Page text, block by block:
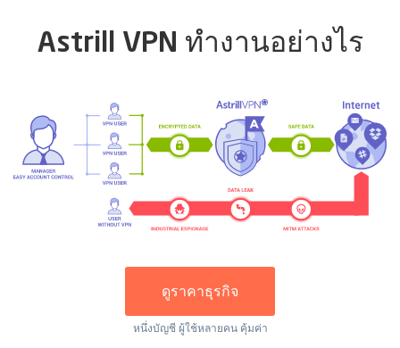
Astrill VPN ทำงานอย่างไร
ดูราคาธุรกิจ
หนึ่งบัญชี ผู้ใช้หลายคน คุ้มค่า